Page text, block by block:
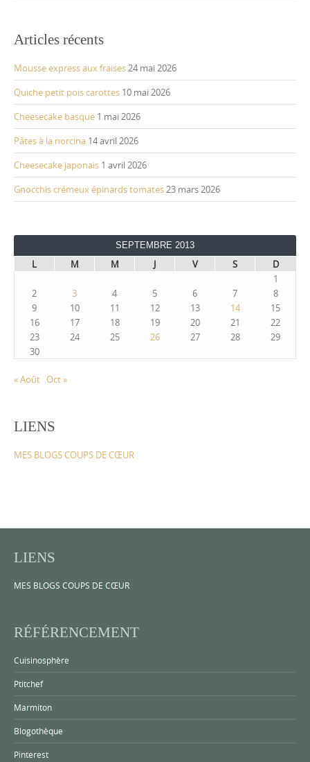
Articles récents
Mousse express aux fraises24 mai 2026
Quiche petit pois carottes 10 mai 2026
Cheesecake basque 1 mai 2026
Pâtes à la norcina 14 avril 2026
Cheesecake japonais 1 avril 2026
Gnocchis crémeux épinards tomates23 mars 2026
SEPTEMBRE 2013
L M M J V S
D
1
2
3 4 5 6 7
8
9
10 11 12 13 14
15
16
17 18 19 20 21
22
23
24 25 26 27 28
29
30
« Août Oct »
LIENS
MES BLOGS COUPS DE CŒUR
LIENS
MES BLOGS COUPS DE CŒUR
RÉFÉRENCEMENT
Cuisinosphère
Ptitchef
Marmiton
Blogothèque
Pinterest